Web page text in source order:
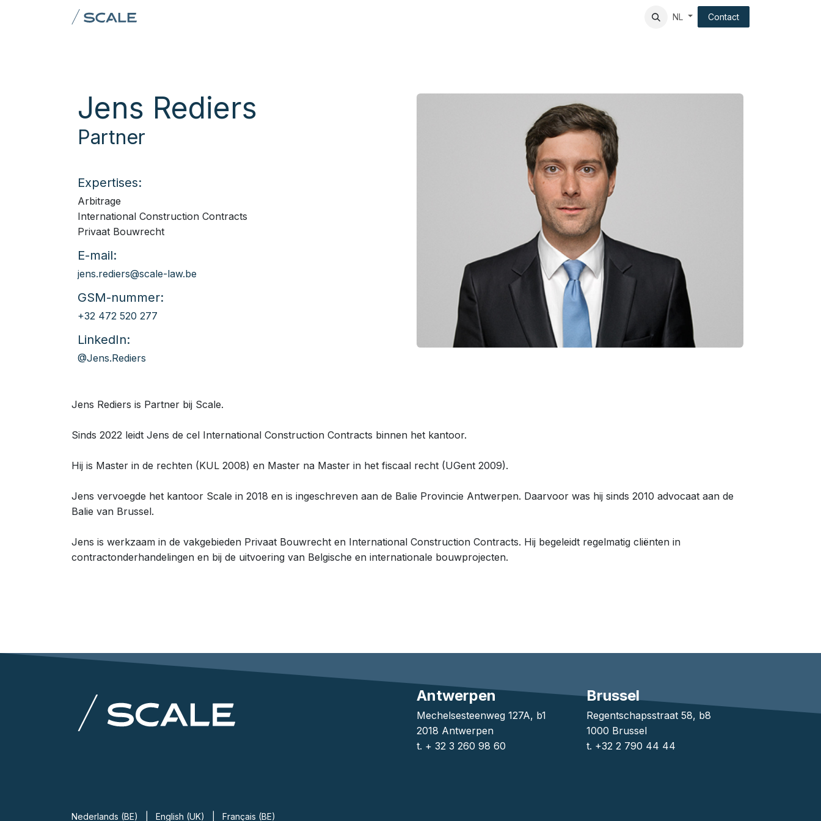
Overslaan naar inhoud
Client experience NL Contact
Jens Rediers
Partner
Expertises:
Arbitrage
International Construction Contracts
Privaat Bouwrecht
E-mail:
jens.rediers@scale-law.be
GSM-nummer:
+32 472 520 277
LinkedIn:
@Jens.Rediers
Jens Rediers is Partner bij Scale.
Sinds 2022 leidt Jens de cel International Construction Contracts binnen het kantoor.
Hij is Master in de rechten (KUL 2008) en Master na Master in het fiscaal recht (UGent 2009).
Jens vervoegde het kantoor Scale in 2018 en is ingeschreven aan de Balie Provincie Antwerpen. Daarvoor was hij sinds 2010 advocaat aan de
Balie van Brussel.
Jens is werkzaam in de vakgebieden Privaat Bouwrecht en International Construction Contracts. Hij begeleidt regelmatig cliënten in
contractonderhandelingen en bij de uitvoering van Belgische en internationale bouwprojecten.
Brussel
Regentschapsstraat 58, b8
1000 Brussel
t. +32 2 790 44 44
Antwerpen
Mechelsesteenweg 127A, b1
2018 Antwerpen
t. + 32 3 260 98 60
Nederlands (BE) English (UK) Français (BE)